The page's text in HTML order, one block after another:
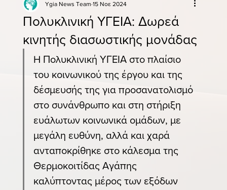
Πολυκλινική ΥΓΕΙΑ: Δωρεά
κινητής διασωστικής μονάδας
Ygia News Team 15 Νοε 2024
H Πολυκλινική ΥΓΕΙΑ στο πλαίσιο
του κοινωνικού της έργου και της
δέσμευσής της για προσανατολισμό
στο συνάνθρωπο και στη στήριξη
ευάλωτων κοινωνικά ομάδων, με
μεγάλη ευθύνη, αλλά και χαρά
ανταποκρίθηκε στο κάλεσμα της
Θερμοκοιτίδας Αγάπης
καλύπτοντας μέρος των εξόδων